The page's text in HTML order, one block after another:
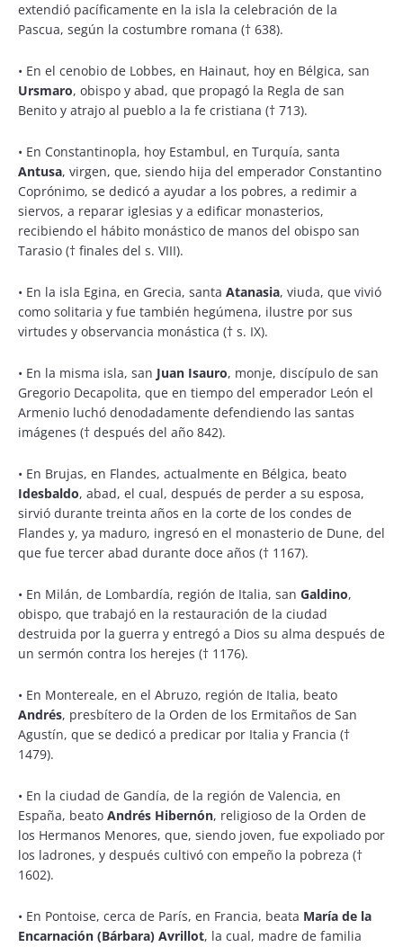
extendió pacíficamente en la isla la celebración de la
Pascua, según la costumbre romana († 638).
• En el cenobio de Lobbes, en Hainaut, hoy en Bélgica, san
Ursmaro, obispo y abad, que propagó la Regla de san
Benito y atrajo al pueblo a la fe cristiana († 713).
• En Constantinopla, hoy Estambul, en Turquía, santa
Antusa, virgen, que, siendo hija del emperador Constantino
Coprónimo, se dedicó a ayudar a los pobres, a redimir a
siervos, a reparar iglesias y a edificar monasterios,
recibiendo el hábito monástico de manos del obispo san
Tarasio († finales del s. VIII).
• En la isla Egina, en Grecia, santa Atanasia, viuda, que vivió
como solitaria y fue también hegúmena, ilustre por sus
virtudes y observancia monástica († s. IX).
• En la misma isla, san Juan Isauro, monje, discípulo de san
Gregorio Decapolita, que en tiempo del emperador León el
Armenio luchó denodadamente defendiendo las santas
imágenes († después del año 842).
• En Brujas, en Flandes, actualmente en Bélgica, beato
Idesbaldo, abad, el cual, después de perder a su esposa,
sirvió durante treinta años en la corte de los condes de
Flandes y, ya maduro, ingresó en el monasterio de Dune, del
que fue tercer abad durante doce años († 1167).
• En Milán, de Lombardía, región de Italia, san Galdino,
obispo, que trabajó en la restauración de la ciudad
destruida por la guerra y entregó a Dios su alma después de
un sermón contra los herejes († 1176).
• En Montereale, en el Abruzo, región de Italia, beato
Andrés, presbítero de la Orden de los Ermitaños de San
Agustín, que se dedicó a predicar por Italia y Francia (†
1479).
• En la ciudad de Gandía, de la región de Valencia, en
España, beato Andrés Hibernón, religioso de la Orden de
los Hermanos Menores, que, siendo joven, fue expoliado por
los ladrones, y después cultivó con empeño la pobreza (†
1602).
• En Pontoise, cerca de París, en Francia, beata María de la
Encarnación (Bárbara) Avrillot, la cual, madre de familia